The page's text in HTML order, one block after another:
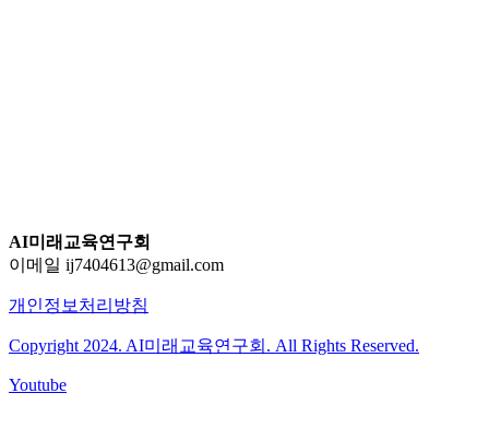
AI미래교육연구회
이메일 ij7404613@gmail.com
개인정보처리방침
Copyright 2024. AI미래교육연구회. All Rights Reserved.
Youtube